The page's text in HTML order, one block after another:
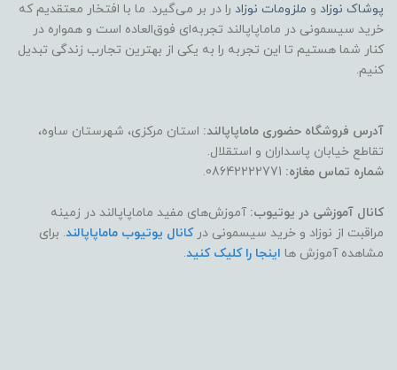
پوشاک نوزاد و ملزومات نوزاد را در بر می‌گیرد. ما با افتخار معتقدیم که
خرید سیسمونی در ماماپاپالند تجربه‌ای فوق‌العاده است و همواره در
کنار شما هستیم تا این تجربه را به یکی از بهترین تجارب زندگی تبدیل
کنیم.
آدرس فروشگاه حضوری ماماپاپالند: استان مرکزی، شهرستان ساوه،
تقاطع خیابان پاسداران و استقلال.
شماره تماس مغازه:
کانال آموزشی در یوتیوب: آموزش‌های مفید ماماپاپالند در زمینه
مراقبت از نوزاد و خرید سیسمونی درکانال یوتیوب ماماپاپالند. برای
مشاهده آموزش ها اینجا را کلیک کنید.